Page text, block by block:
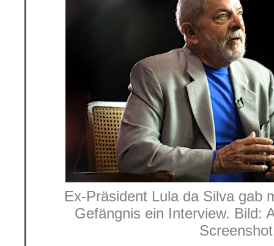
Ex-Präsident Lula da Silva gab
Gefängnis ein Interview. Bild:
Screenshot